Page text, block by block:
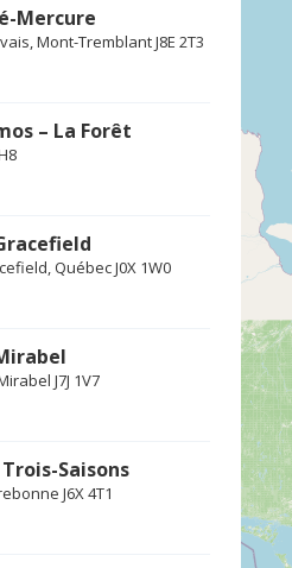
Mercure
Mont-Tremblant J8E 2T3
– La Forêt
Québec J0X 1W0
J7J 1V7
Saisons
J6X 4T1